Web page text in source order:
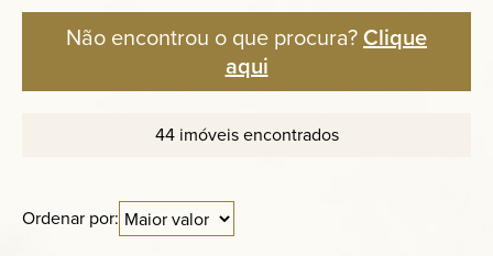
Blog
Sobre nós
Contato
Não encontrou o que procura?Clique
aqui
44 imóveis encontrados
Ordenar por: